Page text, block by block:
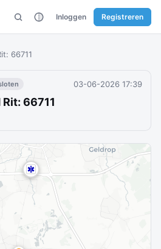
Inloggen Registreren
66711
03-06-2026 17:39
66711